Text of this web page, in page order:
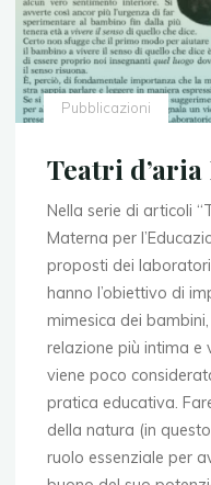
Pubblicazioni
Teatri
Nella serie di articoli
Materna per
proposti dei
hanno l’obiettivo di
mimesica dei
relazione più intima e
viene poco
pratica educativa.
della natura (in
ruolo essenziale per